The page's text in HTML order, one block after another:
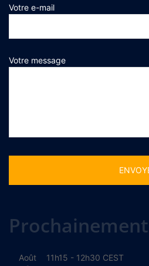
Votre e-mail
Votre message
Prochainement
Août
11h15 - 12h30 CEST